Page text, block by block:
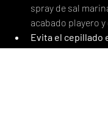
spray de sal
acabado playero
Evita el cepillado
seco:
El